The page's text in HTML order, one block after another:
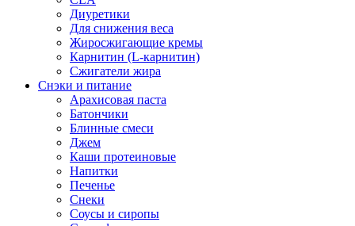
Диуретики
Для снижения веса
Жиросжигающие кремы
Карнитин (L-карнитин)
Сжигатели жира
Снэки и питание
Арахисовая паста
Батончики
Блинные смеси
Джем
Каши протеиновые
Напитки
Печенье
Снеки
Соусы и сиропы